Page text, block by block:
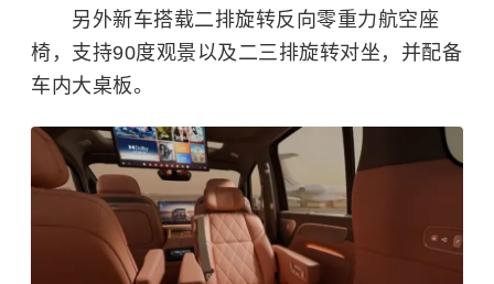
另外新车搭载二排旋转反向零重力航空座
椅，支持90度观景以及二三排旋转对坐，并配备
车内大桌板。